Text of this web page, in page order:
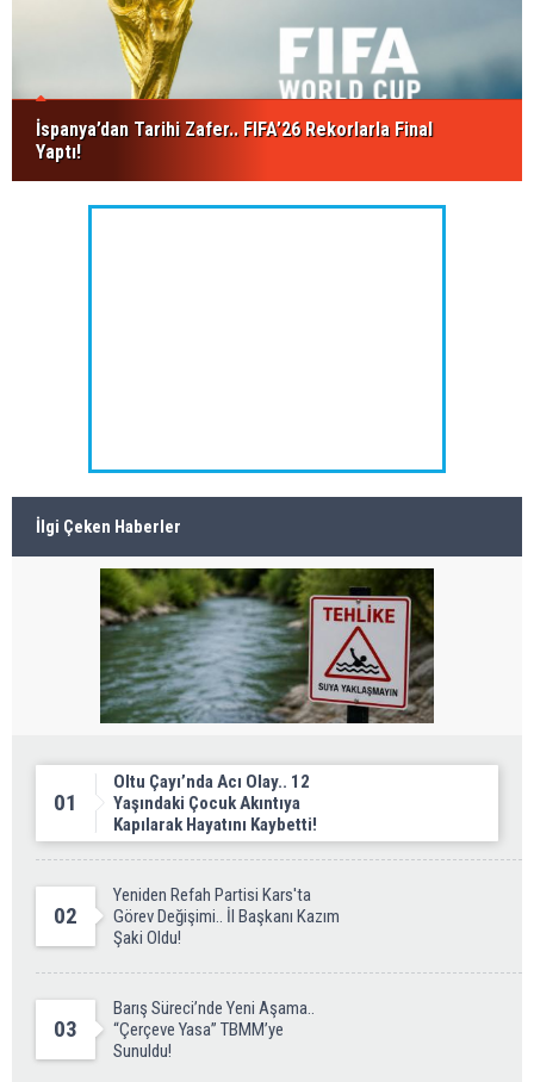
İspanya’dan Tarihi Zafer.. FIFA’26 Rekorlarla Final
Yaptı!
İlgi Çeken Haberler
01
Oltu Çayı’nda Acı Olay.. 12
Yaşındaki Çocuk Akıntıya
Kapılarak Hayatını Kaybetti!
02
Yeniden Refah Partisi Kars'ta
Görev Değişimi.. İl Başkanı Kazım
Şaki Oldu!
03
Barış Süreci’nde Yeni Aşama..
“Çerçeve Yasa” TBMM’ye
Sunuldu!